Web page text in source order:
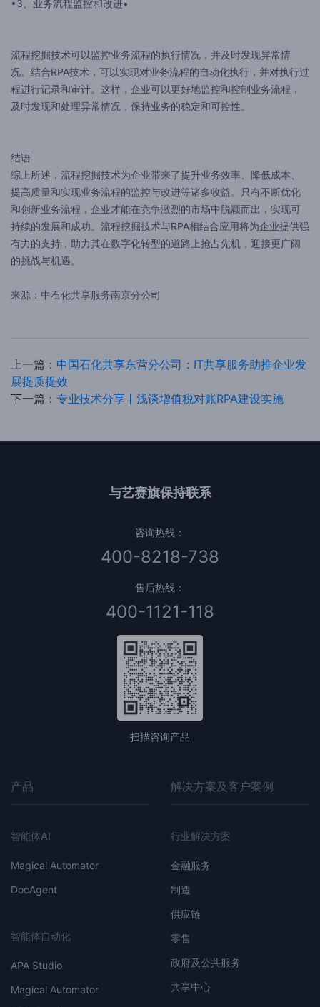
•3、业务流程监控和改进•
流程挖掘技术可以监控业务流程的执行情况，并及时发现异常情
况。结合RPA技术，可以实现对业务流程的自动化执行，并对执行过
程进行记录和审计。这样，企业可以更好地监控和控制业务流程，
及时发现和处理异常情况，保持业务的稳定和可控性。
结语
综上所述，流程挖掘技术为企业带来了提升业务效率、降低成本、
提高质量和实现业务流程的监控与改进等诸多收益。只有不断优化
和创新业务流程，企业才能在竞争激烈的市场中脱颖而出，实现可
持续的发展和成功。流程挖掘技术与RPA相结合应用将为企业提供强
有力的支持，助力其在数字化转型的道路上抢占先机，迎接更广阔
的挑战与机遇。
来源：中石化共享服务南京分公司
上一篇： 中国石化共享东营分公司：IT共享服务助推企业发
展提质提效
下一篇： 专业技术分享丨浅谈增值税对账RPA建设实施
与艺赛旗保持联系
咨询热线：
400-8218-738
售后热线：
400-1121-118
扫描咨询产品
产品
智能体AI
Magical Automator
DocAgent
智能体自动化
APA Studio
Magical Automator
解决方案及客户案例
行业解决方案
金融服务
制造
供应链
零售
政府及公共服务
共享中心